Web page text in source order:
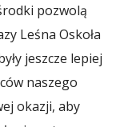
pozwolą
Leśna Oskoła
jeszcze lepiej
naszego
okazji, aby